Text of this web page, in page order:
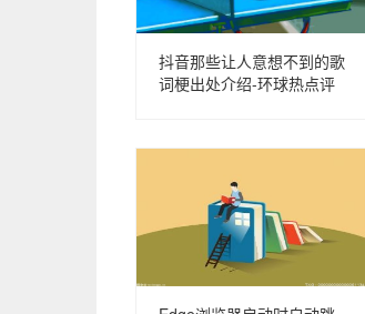
抖音那些让人意想不到的歌
词梗出处介绍-环球热点评